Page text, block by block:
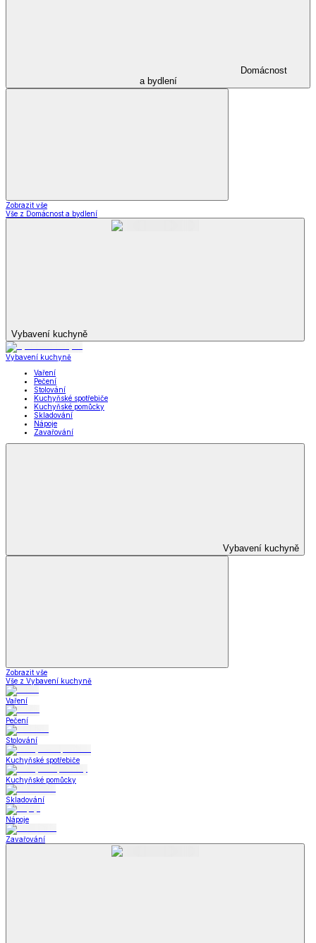
Domácnost
a bydlení
Zobrazit vše
Vše z Domácnost a bydlení
Vybavení kuchyně
Vybavení kuchyně
Vaření
Pečení
Stolování
Kuchyňské spotřebiče
Kuchyňské pomůcky
Skladování
Nápoje
Zavařování
Vybavení kuchyně
Zobrazit vše
Vše z Vybavení kuchyně
Vaření
Pečení
Stolování
Kuchyňské spotřebiče
Kuchyňské pomůcky
Skladování
Nápoje
Zavařování